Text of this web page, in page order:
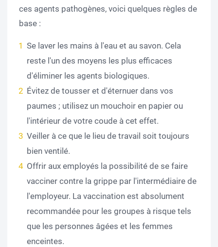
ces agents pathogènes, voici quelques règles de
base :
Se laver les mains à l'eau et au savon. Cela
reste l'un des moyens les plus efficaces
d'éliminer les agents biologiques.
Évitez de tousser et d'éternuer dans vos
paumes ; utilisez un mouchoir en papier ou
l'intérieur de votre coude à cet effet.
Veiller à ce que le lieu de travail soit toujours
bien ventilé.
Offrir aux employés la possibilité de se faire
vacciner contre la grippe par l'intermédiaire de
l'employeur. La vaccination est absolument
recommandée pour les groupes à risque tels
que les personnes âgées et les femmes
enceintes.